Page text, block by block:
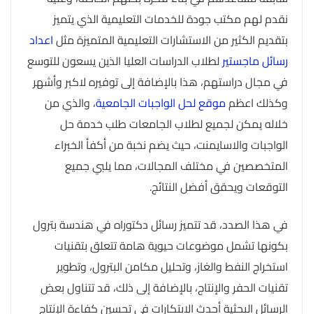
نقدم لهم مكتب جودة للخدمات التعليمية الذي يتميز
بتقديم الكثير من الاستشارات التعليمية المتميزة مثلاعداد
رسائل ماجستيرلطلاب الدراسات العليا الذين يسعون للتوسع
في مجال دراستهم، هذا بالإضافة إلى توفيره لاكبر وأشهر
وكذلك اعظمموقع لحل الواجبات الجامعية، والذي من
خلاله يمكن لجميع لطلاب الجامعات طلب خدمة حل
الواجبات والاسايمنت، حيث يضم نخبة من أكفأ الخبراء
المتخصصين في مختلف المجالات، مما يلبي جميع
التوقعات ويحقق أفضل النتائج.
في هذا الصدد، قد تتميز رسائل دكتوراه في هندسة بترول
بكونها تشمل موضوعات حيوية هامة تتعلق بتقنيات
استخراج النفط والغاز، وتحليل مكامن البترول، وتطوير
تقنيات الحفر والإنتاج، بالإضافة إلى ذلك، قد تتناول بعض
الرسائل البحثية أحدث الابتكارات في تحسين كفاءة الإنتاج